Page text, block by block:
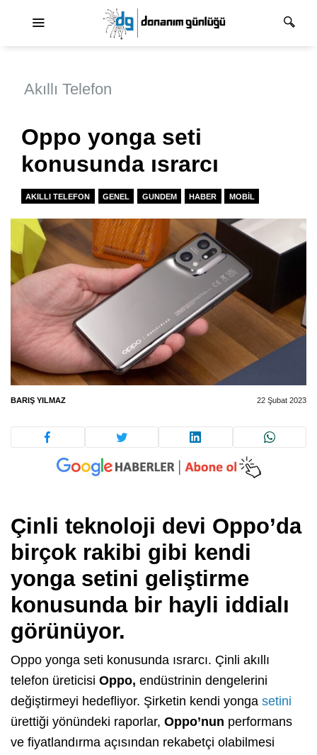
Akıllı Telefon
Oppo yonga seti
konusunda ısrarcı
AKILLI TELEFON GENEL GUNDEM HABER MOBIL
BARIŞ YILMAZ 22 Şubat 2023
Çinli teknoloji devi Oppo’da
birçok rakibi gibi kendi
yonga setini geliştirme
konusunda bir hayli iddialı
görünüyor.
Oppo yonga seti konusunda ısrarcı. Çinli akıllı
telefon üreticisi Oppo, endüstrinin dengelerini
değiştirmeyi hedefliyor. Şirketin kendi yonga setini
ürettiği yönündeki raporlar, Oppo’nun performans
ve fiyatlandırma açısından rekabetçi olabilmesi